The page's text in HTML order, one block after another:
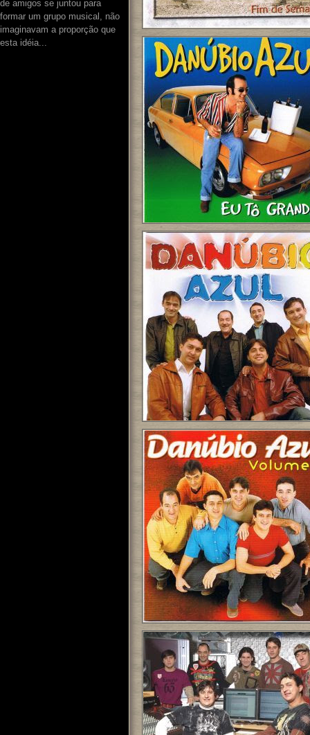
de amigos se juntou para
formar um grupo musical, não
imaginavam a proporção que
esta idéia...